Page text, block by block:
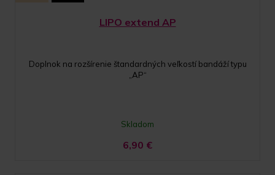
LIPO extend AP
Doplnok na rozšírenie štandardných veľkostí bandáží typu
„AP“
Skladom
6,90 €